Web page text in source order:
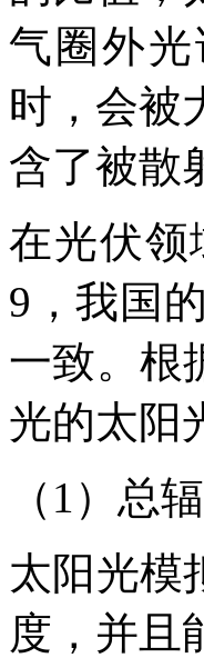
气圈外
时，会被
含了被散
在光伏领
9，我国
一致。根
光的太阳
（ 1）总
太阳光模
度，并且